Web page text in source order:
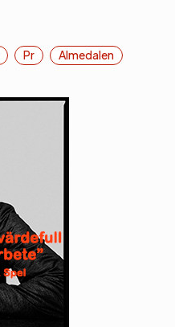
Pr Almedalen